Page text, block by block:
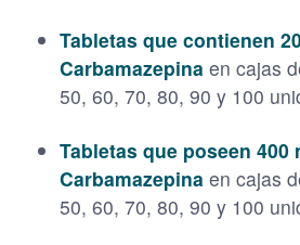
Tabletas que contienen
Carbamazepina en cajas
50, 60, 70, 80, 90 y 100
Tabletas que poseen 400
Carbamazepina en cajas
50, 60, 70, 80, 90 y 100